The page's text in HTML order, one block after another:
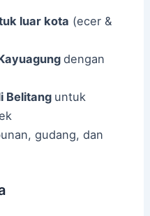
luar kota (ecer &
dengan
Belitang untuk
gudang, dan